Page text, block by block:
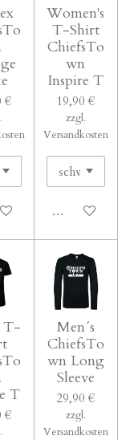
€
Warenkorb
Women's
T-Shirt
ChiefsTo
wn
Inspire T
19,90 €
zzgl.
Versandkosten
In den
T-
T
€
Men´s
ChiefsTo
wn Long
Sleeve
29,90 €
zzgl.
Versandkosten